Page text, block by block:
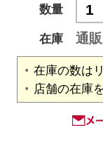
数量
在庫
通販
在庫の数は
店舗の在庫